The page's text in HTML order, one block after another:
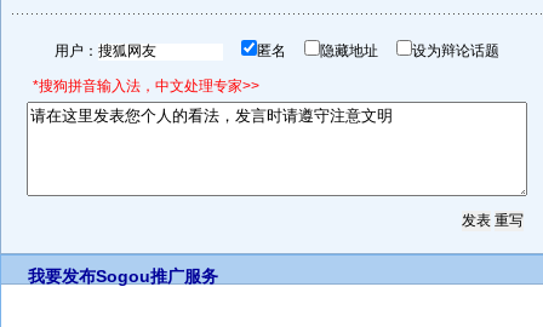
用户： 匿名 隐藏地址 设为辩论话题
*搜狗拼音输入法，中文处理专家>>
我要发布Sogou推广服务